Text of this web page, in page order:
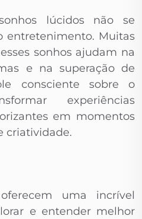
lúcidos não se
entretenimento. Muitas
sonhos ajudam na
e na superação de
consciente sobre o
experiências
em momentos
criatividade.
uma incrível
e entender melhor